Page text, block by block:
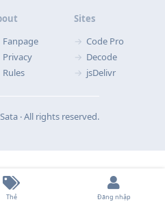
Fanpage
Privacy
Rules
Sites
Code Pro
Decode
jsDelivr
‧ All rights reserved.
Thẻ Đăng nhập